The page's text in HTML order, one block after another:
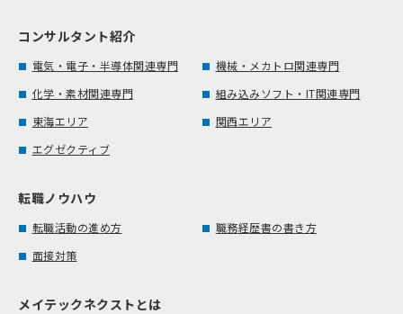
コンサルタント紹介
電気・電子・半導体関連専門
機械・メカトロ関連専門
化学・素材関連専門
組み込みソフト・IT関連専門
東海エリア
関西エリア
エグゼクティブ
転職ノウハウ
転職活動の進め方
職務経歴書の書き方
面接対策
メイテックネクストとは